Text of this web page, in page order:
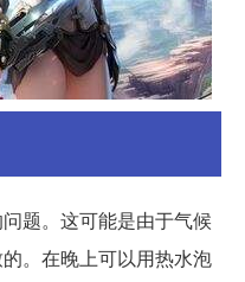
题。这可能是由于气候
。在晚上可以用热水泡